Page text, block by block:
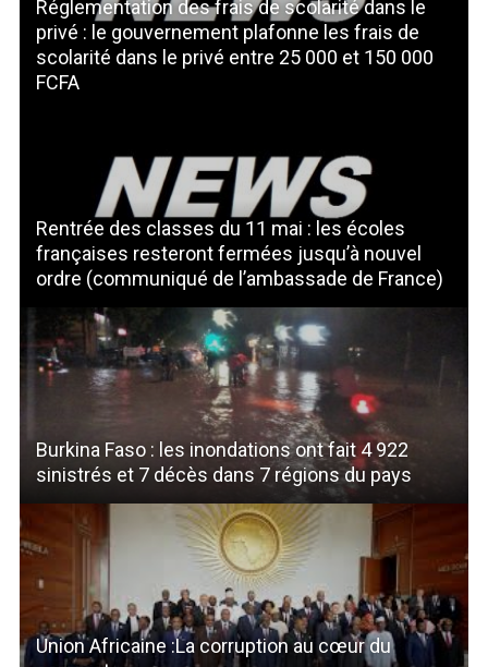
Réglementation des frais de scolarité dans le
privé : le gouvernement plafonne les frais de
scolarité dans le privé entre 25 000 et 150 000
FCFA
Rentrée des classes du 11 mai : les écoles
françaises resteront fermées jusqu’à nouvel
ordre (communiqué de l’ambassade de France)
Burkina Faso : les inondations ont fait 4 922
sinistrés et 7 décès dans 7 régions du pays
Union Africaine :La corruption au cœur du